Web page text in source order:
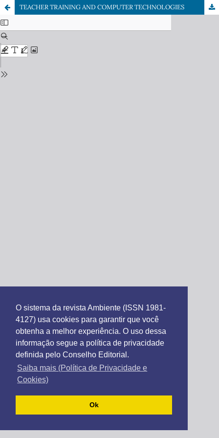
O sistema da revista Ambiente (ISSN 1981-
4127) usa cookies para garantir que você
obtenha a melhor experiência. O uso dessa
informação segue a política de privacidade
definida pelo Conselho Editorial.
Saiba mais (Política de Privacidade e
Cookies)
Ok
TEACHER TRAINING AND COMPUTER TECHNOLOGIES